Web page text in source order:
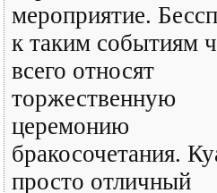
мероприятие.
к таким событиям
всего относят
торжественную
церемонию
бракосочетания.
просто отличный